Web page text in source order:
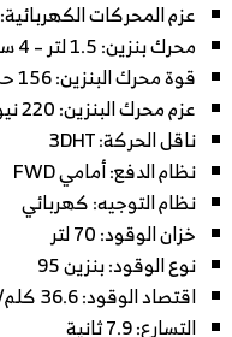
عزم المحركات الكهربائية: 390 نيوتن متر
محرك بنزين: 1.5 لتر – 4 سلندر
قوة محرك البنزين: 156 حصان
عزم محرك البنزين: 220 نيوتن متر
ناقل الحركة: 3DHT
نظام الدفع: أمامي FWD
نظام التوجيه: كهربائي
خزان الوقود: 70 لتر
نوع الوقود: بنزين 95
اقتصاد الوقود: 36.6 كلم/لتر
التسارع: 7.9 ثانية